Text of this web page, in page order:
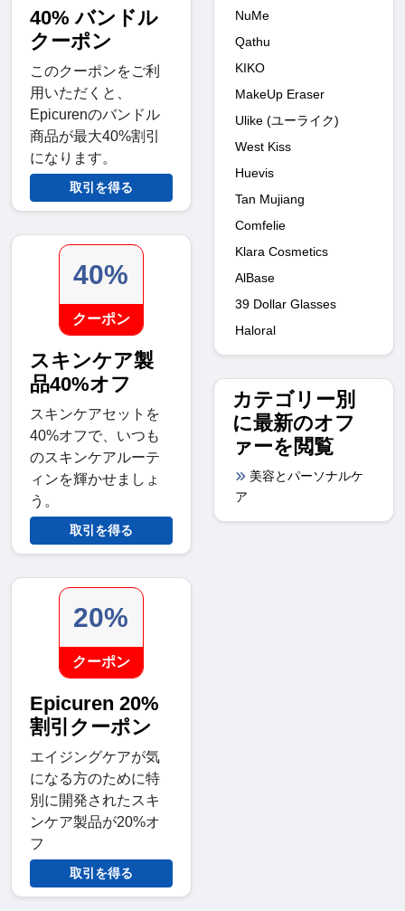
40% バンドル
クーポン
このクーポンをご利
用いただくと、
Epicurenのバンドル
商品が最大40%割引
になります。
取引を得る
40%
クーポン
スキンケア製
品40%オフ
スキンケアセットを
40%オフで、いつも
のスキンケアルーテ
ィンを輝かせましょ
う。
取引を得る
20%
クーポン
Epicuren 20%
割引クーポン
エイジングケアが気
になる方のために特
別に開発されたスキ
ンケア製品が20%オ
フ
取引を得る
NuMe
Qathu
KIKO
MakeUp Eraser
Ulike (ユーライク)
West Kiss
Huevis
Tan Mujiang
Comfelie
Klara Cosmetics
AlBase
39 Dollar Glasses
Haloral
カテゴリー別
に最新のオフ
ァーを閲覧
美容とパーソナルケ
ア